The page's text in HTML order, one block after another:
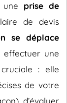
une prise de
de devis
se déplace
effectuer une
: elle
de votre
d’évaluer